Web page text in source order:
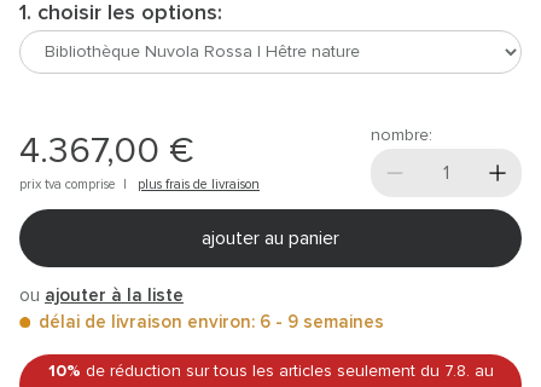
1. choisir les options:
4.367,00 €
prix tva comprise | plus frais de livraison
nombre:
ajouter au panier
ou ajouter à la liste
délai de livraison environ: 6 - 9 semaines
10% de réduction sur tous les articles seulement du 7.8. au